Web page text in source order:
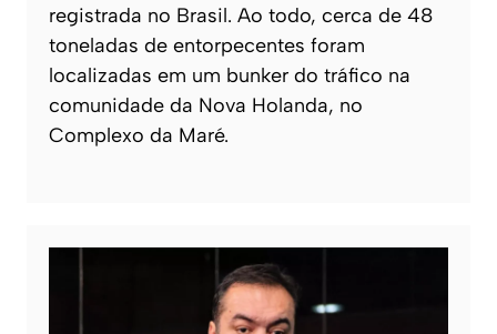
registrada no Brasil. Ao todo, cerca de 48
toneladas de entorpecentes foram
localizadas em um bunker do tráfico na
comunidade da Nova Holanda, no
Complexo da Maré.